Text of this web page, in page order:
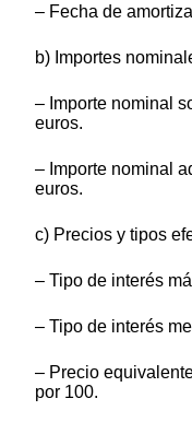
– Fecha de
b) Importes
– Importe nominal
euros.
– Importe nominal
euros.
c) Precios y tipos
– Tipo de interés
– Tipo de interés
– Precio
por 100.